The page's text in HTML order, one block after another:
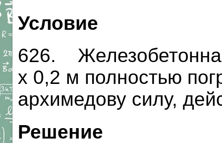
Условие
626.
х 0,2 м полностью
архимедову силу,
Решение